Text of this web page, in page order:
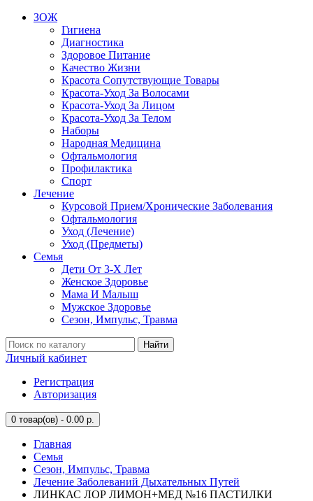
ЗОЖ
Гигиена
Диагностика
Здоровое Питание
Качество Жизни
Красота Сопутствующие Товары
Красота-Уход За Волосами
Красота-Уход За Лицом
Красота-Уход За Телом
Наборы
Народная Медицина
Офтальмология
Профилактика
Спорт
Лечение
Курсовой Прием/Хронические Заболевания
Офтальмология
Уход (Лечение)
Уход (Предметы)
Семья
Дети От 3-Х Лет
Женское Здоровье
Мама И Малыш
Мужское Здоровье
Сезон, Импульс, Травма
Найти
Личный кабинет
Регистрация
Авторизация
0 товар(ов) - 0.00 р.
Главная
Семья
Сезон, Импульс, Травма
Лечение Заболеваний Дыхательных Путей
ЛИНКАС ЛОР ЛИМОН+МЕД №16 ПАСТИЛКИ